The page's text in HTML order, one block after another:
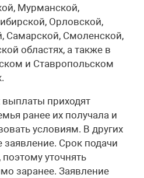
Мурманской,
Орловской,
Самарской, Смоленской,
областях, а также в
и Ставропольском
выплаты приходят
ранее их получала и
условиям. В других
заявление. Срок подачи
уточнять
заранее. Заявление